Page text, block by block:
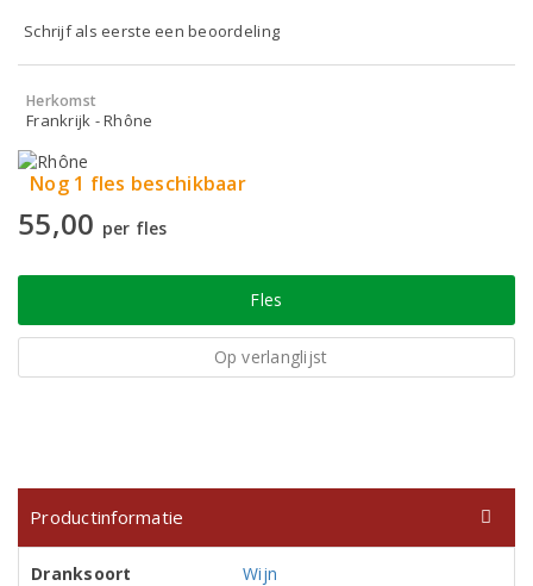
Schrijf als eerste een beoordeling
Herkomst
Frankrijk - Rhône
Nog 1 fles beschikbaar
55,00 per fles
Fles
Op verlanglijst
Productinformatie
Dranksoort
Wijn